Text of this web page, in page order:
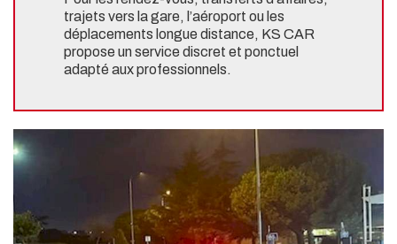
trajets vers la gare, l’aéroport ou les
déplacements longue distance, KS CAR
propose un service discret et ponctuel
adapté aux professionnels.